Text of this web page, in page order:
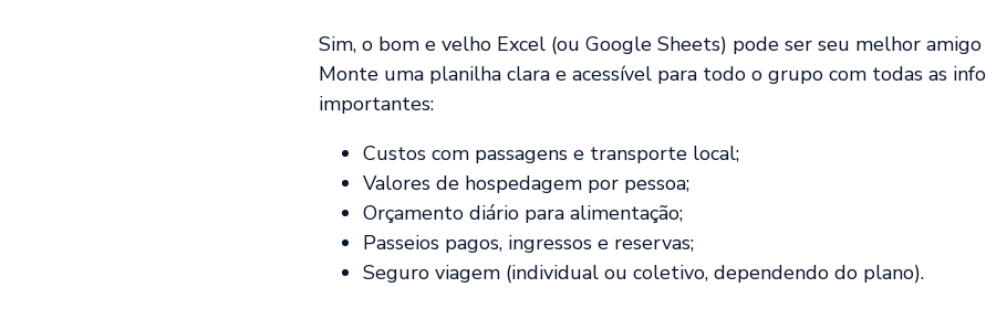
Sim, o bom e velho Excel (ou Google Sheets) pode ser seu melhor amigo
Monte uma planilha clara e acessível para todo o grupo com todas as
importantes:
Custos com passagens e transporte local;
Valores de hospedagem por pessoa;
Orçamento diário para alimentação;
Passeios pagos, ingressos e reservas;
Seguro viagem (individual ou coletivo, dependendo do plano).